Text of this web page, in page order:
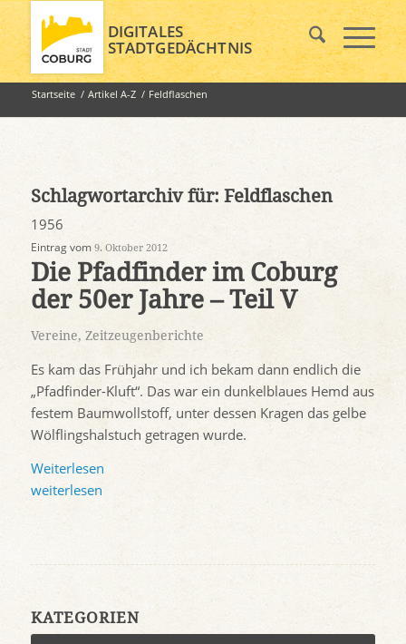
DIGITALES
STADTGEDÄCHTNIS
Startseite / Artikel A-Z / Feldflaschen
Schlagwortarchiv für: Feldflaschen
1956
Eintrag vom 9. Oktober 2012
Die Pfadfinder im Coburg
der 50er Jahre – Teil V
Vereine, Zeitzeugenberichte
Es kam das Frühjahr und ich bekam dann endlich die
„Pfadfinder-Kluft“. Das war ein dunkelblaues Hemd aus
festem Baumwollstoff, unter dessen Kragen das gelbe
Wölflingshalstuch getragen wurde.
Weiterlesen
weiterlesen
KATEGORIEN